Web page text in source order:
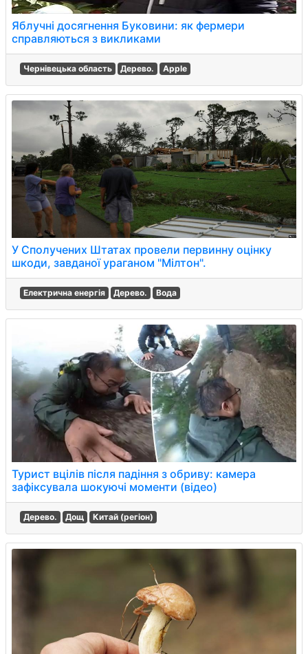
Яблучні досягнення Буковини: як фермери
справляються з викликами
Чернівецька область Дерево. Apple
У Сполучених Штатах провели первинну оцінку
шкоди, завданої ураганом "Мілтон".
Електрична енергія Дерево. Вода
Турист вцілів після падіння з обриву: камера
зафіксувала шокуючі моменти (відео)
Дерево. Дощ Китай (регіон)